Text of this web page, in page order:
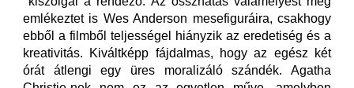
emlékeztet is Wes Anderson mesefiguráira, csakhogy
ebből a filmből teljességel hiányzik az eredetiség és a
kreativitás. Kiváltképp fájdalmas, hogy az egész két
órát átlengi egy üres moralizáló szándék. Agatha